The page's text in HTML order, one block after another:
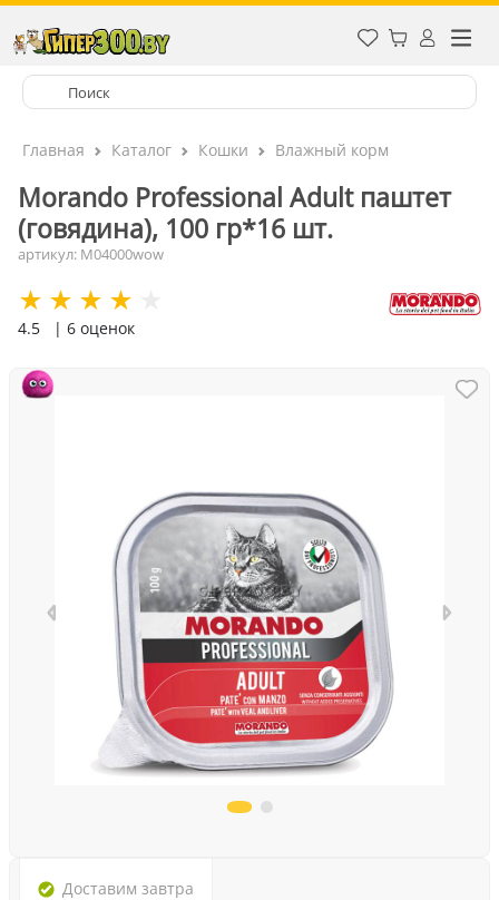
Главная Каталог Кошки Влажный корм
Morando Professional Adult паштет
(говядина), 100 гр*16 шт.
артикул: M04000wow
4.5 | 6 оценок
Доставим завтра